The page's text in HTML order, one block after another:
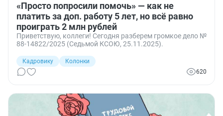
«Просто попросили помочь» — как не
платить за доп. работу 5 лет, но всё равно
проиграть 2 млн рублей
Приветствую, коллеги! Сегодня разберем громкое дело №
88-14822/2025 (Седьмой КСОЮ, 25.11.2025).
Кадровику
Колонки
620